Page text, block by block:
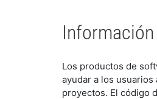
Los productos de
ayudar a los
proyectos. El código